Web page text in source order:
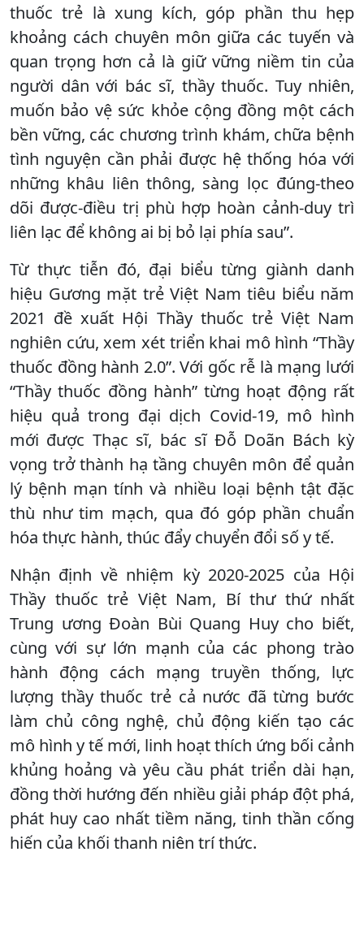
thuốc trẻ là xung kích, góp phần thu hẹp
khoảng cách chuyên môn giữa các tuyến và
quan trọng hơn cả là giữ vững niềm tin của
người dân với bác sĩ, thầy thuốc. Tuy nhiên,
muốn bảo vệ sức khỏe cộng đồng một cách
bền vững, các chương trình khám, chữa bệnh
tình nguyện cần phải được hệ thống hóa với
những khâu liên thông, sàng lọc đúng-theo
dõi được-điều trị phù hợp hoàn cảnh-duy trì
liên lạc để không ai bị bỏ lại phía sau”.
Từ thực tiễn đó, đại biểu từng giành danh
hiệu Gương mặt trẻ Việt Nam tiêu biểu năm
2021 đề xuất Hội Thầy thuốc trẻ Việt Nam
nghiên cứu, xem xét triển khai mô hình “Thầy
thuốc đồng hành 2.0”. Với gốc rễ là mạng lưới
“Thầy thuốc đồng hành” từng hoạt động rất
hiệu quả trong đại dịch Covid-19, mô hình
mới được Thạc sĩ, bác sĩ Đỗ Doãn Bách kỳ
vọng trở thành hạ tầng chuyên môn để quản
lý bệnh mạn tính và nhiều loại bệnh tật đặc
thù như tim mạch, qua đó góp phần chuẩn
hóa thực hành, thúc đẩy chuyển đổi số y tế.
Nhận định về nhiệm kỳ 2020-2025 của Hội
Thầy thuốc trẻ Việt Nam, Bí thư thứ nhất
Trung ương Đoàn Bùi Quang Huy cho biết,
cùng với sự lớn mạnh của các phong trào
hành động cách mạng truyền thống, lực
lượng thầy thuốc trẻ cả nước đã từng bước
làm chủ công nghệ, chủ động kiến tạo các
mô hình y tế mới, linh hoạt thích ứng bối cảnh
khủng hoảng và yêu cầu phát triển dài hạn,
đồng thời hướng đến nhiều giải pháp đột phá,
phát huy cao nhất tiềm năng, tinh thần cống
hiến của khối thanh niên trí thức.